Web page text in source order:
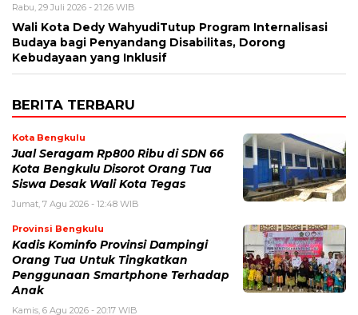
Rabu, 29 Juli 2026 - 21:26 WIB
Wali Kota Dedy WahyudiTutup Program Internalisasi
Budaya bagi Penyandang Disabilitas, Dorong
Kebudayaan yang Inklusif
BERITA TERBARU
Kota Bengkulu
Jual Seragam Rp800 Ribu di SDN 66
Kota Bengkulu Disorot Orang Tua
Siswa Desak Wali Kota Tegas
Jumat, 7 Agu 2026 - 12:48 WIB
Provinsi Bengkulu
Kadis Kominfo Provinsi Dampingi
Orang Tua Untuk Tingkatkan
Penggunaan Smartphone Terhadap
Anak
Kamis, 6 Agu 2026 - 20:17 WIB